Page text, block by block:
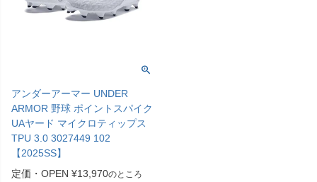
アンダーアーマー UNDER
ARMOR 野球 ポイントスパイク
UAヤード マイクロティップス
TPU 3.0 3027449 102
【2025SS】
定価・OPEN ¥13,970のところ